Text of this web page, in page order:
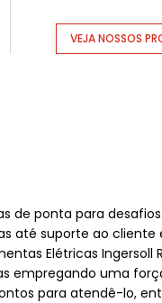
VEJA NOSSOS
de ponta para
até suporte ao cliente
Elétricas Ingersoll
empregando uma
para atendê-lo,